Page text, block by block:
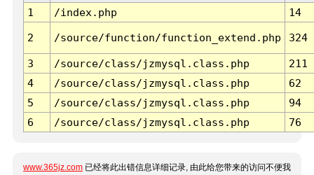
1
/index.php 14
2 /source/function/function_extend.php 324
3 /source/class/jzmysql.class.php
211
4
/source/class/jzmysql.class.php
62
5
/source/class/jzmysql.class.php
94
6
/source/class/jzmysql.class.php 76
www.365jz.com 已经将此出错信息详细记录, 由此给您带来的访问不便我